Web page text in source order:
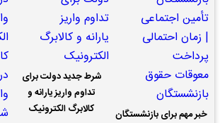
خبر مهم برای بازنشستگان
شرط جدید دولت برای
تداوم واریز یارانه و
کالابرگ الکترونیک